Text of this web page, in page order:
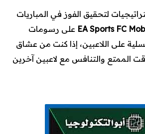
لتحقيق الفوز في المباريات
EA Sports FC على رسومات
على اللاعبين، إذا كنت من عشاق
الممتع والتنافس مع لاعبين آخرين